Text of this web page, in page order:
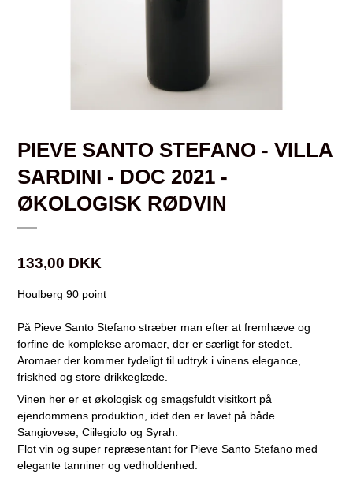
PIEVE SANTO STEFANO - VILLA
SARDINI - DOC 2021 -
ØKOLOGISK RØDVIN
133,00 DKK
Houlberg 90 point
På Pieve Santo Stefano stræber man efter at fremhæve og
forfine de komplekse aromaer, der er særligt for stedet.
Aromaer der kommer tydeligt til udtryk i vinens elegance,
friskhed og store drikkeglæde.
Vinen her er et økologisk og smagsfuldt visitkort på
ejendommens produktion, idet den er lavet på både
Sangiovese, Ciilegiolo og Syrah.
Flot vin og super repræsentant for Pieve Santo Stefano med
elegante tanniner og vedholdenhed.